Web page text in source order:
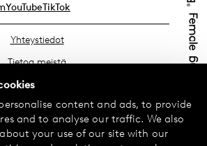
content and ads, to provide
and to analyse our traffic. We also
your use of our site with our
YouTubeTikTok
Yhteystiedot
Tietoa meistä
lähin myymäläsi
Usein kysyttyä
Käyttöehdot